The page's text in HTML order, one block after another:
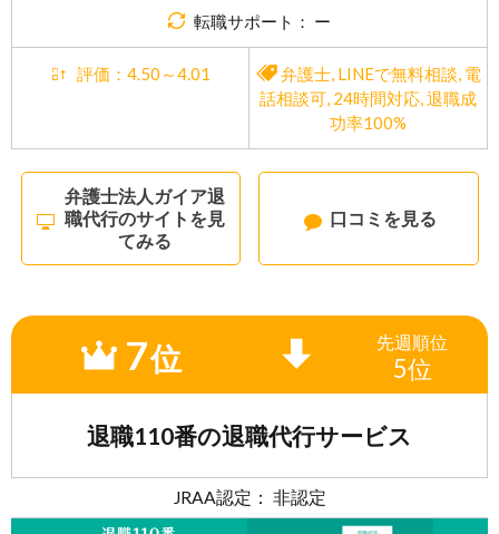
転職サポート： ー
評価：4.50～4.01 弁護士, LINEで無料相談, 電
話相談可, 24時間対応,退職成
功率100%
弁護士法人ガイア退
職代行のサイトを見
てみる
口コミを見る
7位 先週順位
5位
退職110番の退職代行サービス
JRAA認定： 非認定